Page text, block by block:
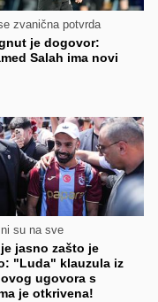
zvanična potvrda
je dogovor:
Salah ima novi
su na sve
jasno zašto je
"Luda" klauzula iz
ugovora s
je otkrivena!